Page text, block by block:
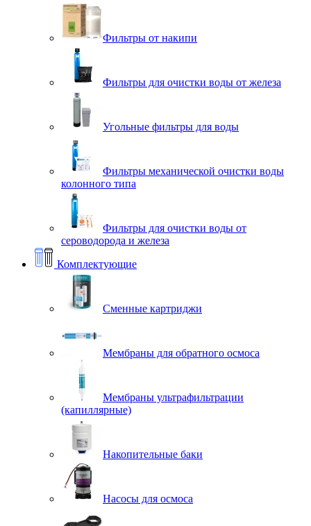
Фильтры от накипи
Фильтры для очистки воды от железа
Угольные фильтры для воды
Фильтры механической очистки воды
колонного типа
Фильтры для очистки воды от
сероводорода и железа
Комплектующие
Сменные картриджи
Мембраны для обратного осмоса
Мембраны ультрафильтрации
(капиллярные)
Накопительные баки
Насосы для осмоса